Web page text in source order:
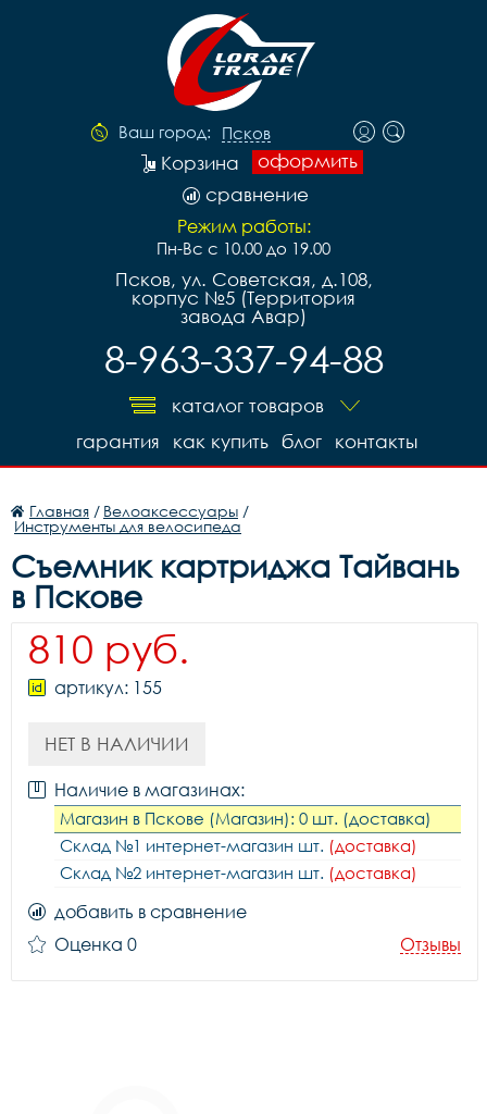
Ваш город: Псков
оформить
Корзина
сравнение
Режим работы:
Пн-Вс с 10.00 до 19.00
Псков, ул. Советская, д.108,
корпус №5 (Территория
завода Авар)
8-963-337-94-88
каталог товаров
контакты
блог
как купить
гарантия
Главная / Велоаксессуары /
Инструменты для велосипеда
Съемник картриджа Тайвань
в Пскове
810 руб.
артикул: 155
НЕТ В НАЛИЧИИ
Наличие в магазинах:
Магазин в Пскове (Магазин): 0 шт. (доставка)
Склад №1 интернет-магазин шт. (доставка)
Склад №2 интернет-магазин шт. (доставка)
добавить в сравнение
Оценка 0
Отзывы